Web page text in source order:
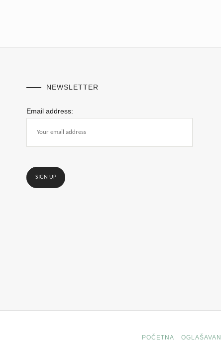
NEWSLETTER
Email address:
POČETNA